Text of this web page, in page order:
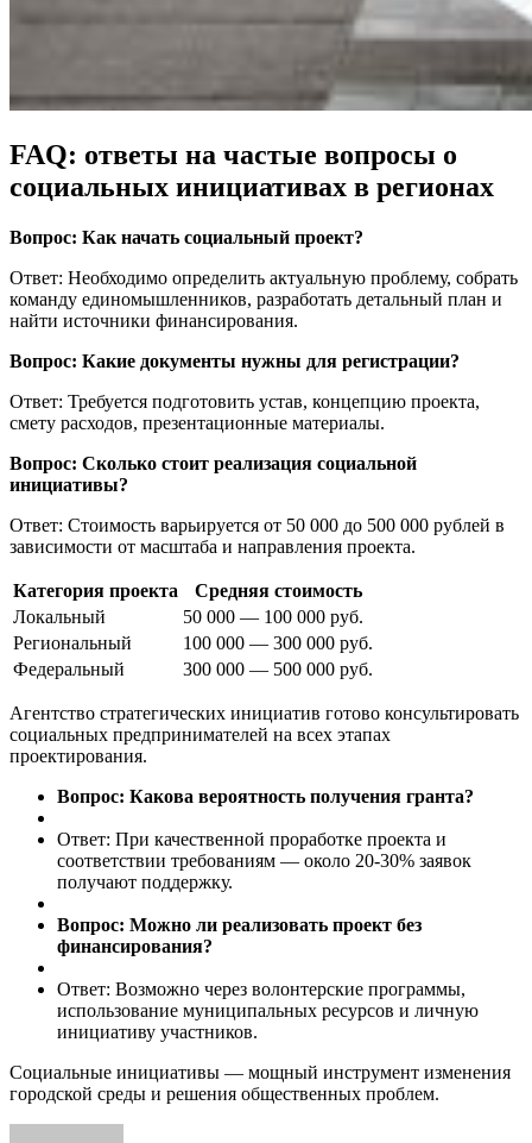
FAQ: ответы на частые вопросы о
социальных инициативах в регионах
Вопрос: Как начать социальный проект?
Ответ: Необходимо определить актуальную проблему, собрать
команду единомышленников, разработать детальный план и
найти источники финансирования.
Вопрос: Какие документы нужны для регистрации?
Ответ: Требуется подготовить устав, концепцию проекта,
смету расходов, презентационные материалы.
Вопрос: Сколько стоит реализация социальной
инициативы?
Ответ: Стоимость варьируется от 50 000 до 500 000 рублей в
зависимости от масштаба и направления проекта.
Категория проекта
Средняя стоимость
Локальный
50 000 — 100 000 руб.
Региональный
100 000 — 300 000 руб.
Федеральный
300 000 — 500 000 руб.
Агентство стратегических инициатив готово консультировать
социальных предпринимателей на всех этапах
проектирования.
Вопрос: Какова вероятность получения гранта?
Ответ: При качественной проработке проекта и
соответствии требованиям — около 20-30% заявок
получают поддержку.
Вопрос: Можно ли реализовать проект без
финансирования?
Ответ: Возможно через волонтерские программы,
использование муниципальных ресурсов и личную
инициативу участников.
Социальные инициативы — мощный инструмент изменения
городской среды и решения общественных проблем.